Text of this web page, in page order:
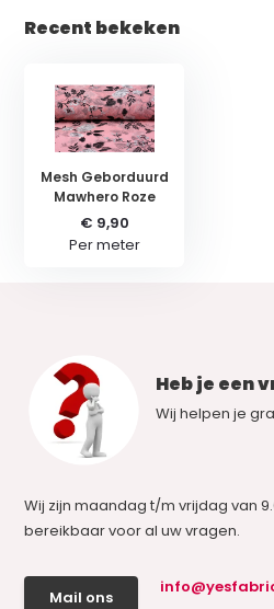
Recent bekeken
Mesh Geborduurd
Mawhero Roze
€ 9,90
Per meter
Heb je een
Wij helpen je
Wij zijn maandag t/m vrijdag van
bereikbaar voor al uw vragen.
Mail ons